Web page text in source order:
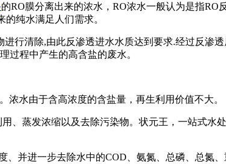
的RO膜分离出来的浓水，RO浓水一般认为是指RO
纯水满足人们需求。
行清除,由此反渗透进水水质达到要求.经过反渗
过程中产生的高含盐的废水。
水由于含高浓度的含盐量，再生利用价值不大。
、蒸发浓缩以及去除污染物。状元王，一站式水
并进一步去除水中的COD、氨氮、总磷、总氮、